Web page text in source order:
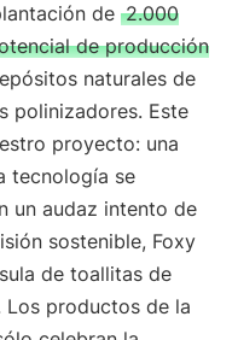
de 2.000
de producción
naturales de
polinizadores. Este
proyecto: una
tecnología se
un audaz intento de
sostenible, Foxy
de toallitas de
Los productos de la